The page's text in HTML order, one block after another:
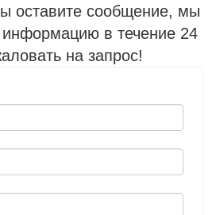
оставите сообщение, мы
в течение 24
на запрос!